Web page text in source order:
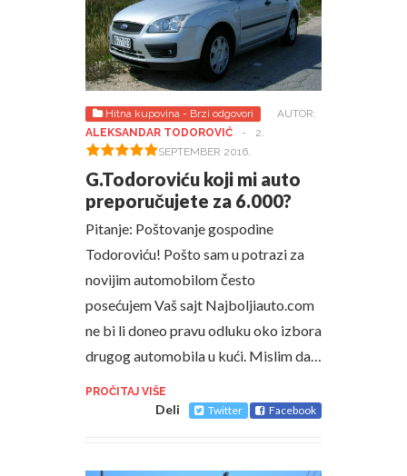
Hitna kupovina - Brzi odgovori
AUTOR:
ALEKSANDAR TODOROVIĆ
-
2.
SEPTEMBER 2016.
G.Todoroviću koji mi auto
preporučujete za 6.000?
Pitanje: Poštovanje gospodine
Todoroviću! Pošto sam u potrazi za
novijim automobilom često
posećujem Vaš sajt Najboljiauto.com
ne bi li doneo pravu odluku oko izbora
drugog automobila u kući. Mislim da…
PROČITAJ VIŠE
Deli Twitter Facebook